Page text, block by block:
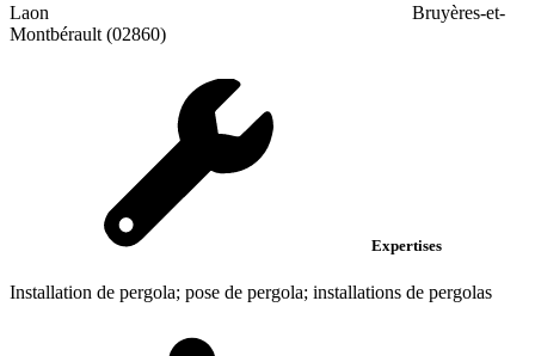
Laon
Bruyères-et-
Montbérault (02860)
Expertises
Installation de pergola; pose de pergola; installations de pergolas